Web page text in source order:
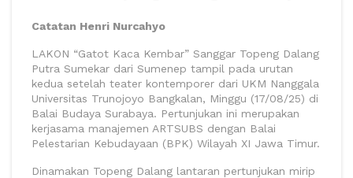
Catatan Henri Nurcahyo
LAKON “Gatot Kaca Kembar” Sanggar Topeng Dalang
Putra Sumekar dari Sumenep tampil pada urutan
kedua setelah teater kontemporer dari UKM Nanggala
Universitas Trunojoyo Bangkalan, Minggu (17/08/25) di
Balai Budaya Surabaya. Pertunjukan ini merupakan
kerjasama manajemen ARTSUBS dengan Balai
Pelestarian Kebudayaan (BPK) Wilayah XI Jawa Timur.
Dinamakan Topeng Dalang lantaran pertunjukan mirip